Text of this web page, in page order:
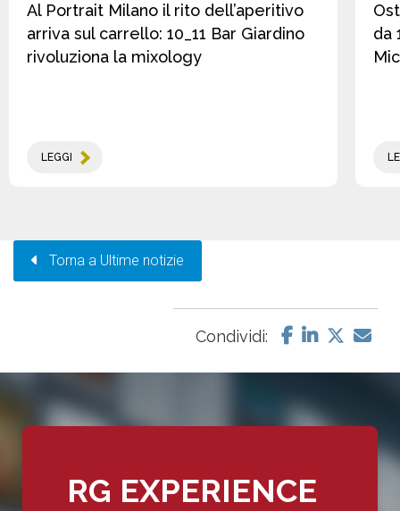
Al Portrait Milano il rito dell’aperitivo
arriva sul carrello: 10_11 Bar Giardino
rivoluziona la mixology
LEGGI
da
Torna a Ultime notizie
Condividi:
RG EXPERIENCE